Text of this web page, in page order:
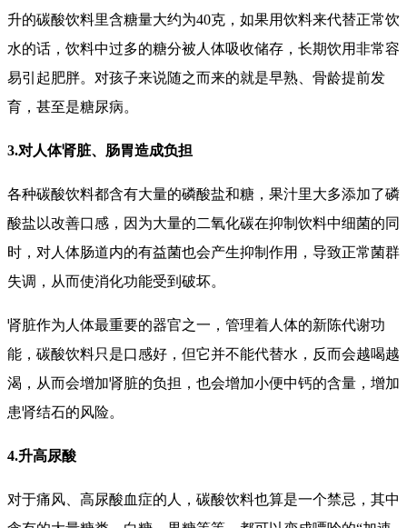
升的碳酸饮料里含糖量大约为40克，如果用饮料来代替正常饮
水的话，饮料中过多的糖分被人体吸收储存，长期饮用非常容
易引起肥胖。对孩子来说随之而来的就是早熟、骨龄提前发
育，甚至是糖尿病。
3.对人体肾脏、肠胃造成负担
各种碳酸饮料都含有大量的磷酸盐和糖，果汁里大多添加了磷
酸盐以改善口感，因为大量的二氧化碳在抑制饮料中细菌的同
时，对人体肠道内的有益菌也会产生抑制作用，导致正常菌群
失调，从而使消化功能受到破坏。
肾脏作为人体最重要的器官之一，管理着人体的新陈代谢功
能，碳酸饮料只是口感好，但它并不能代替水，反而会越喝越
渴，从而会增加肾脏的负担，也会增加小便中钙的含量，增加
患肾结石的风险。
4.升高尿酸
对于痛风、高尿酸血症的人，碳酸饮料也算是一个禁忌，其中